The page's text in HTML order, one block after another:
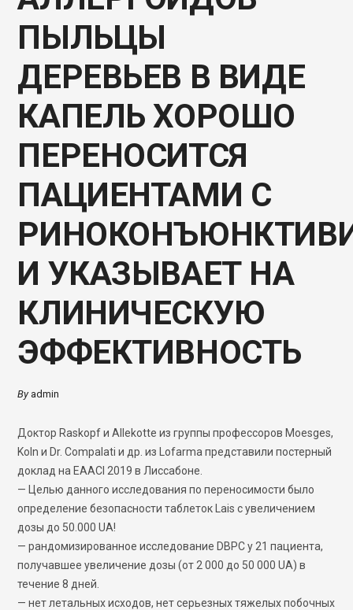
ПЫЛЬЦЫ
ДЕРЕВЬЕВ В ВИДЕ
КАПЕЛЬ ХОРОШО
ПЕРЕНОСИТСЯ
ПАЦИЕНТАМИ С
И УКАЗЫВАЕТ НА
КЛИНИЧЕСКУЮ
ЭФФЕКТИВНОСТЬ
By admin
Доктор Raskopf и Allekotte из группы профессоров Moesges,
Koln и Dr. Compalati и др. из Lofarma представили постерный
доклад на EAACI 2019 в Лиссабоне.
— Целью данного исследования по переносимости было
определение безопасности таблеток Lais с увеличением
дозы до 50.000 UA!
— рандомизированное исследование DBPC у 21 пациента,
получавшее увеличение дозы (от 2 000 до 50 000 UA) в
течение 8 дней.
— нет летальных исходов, нет серьезных тяжелых побочных